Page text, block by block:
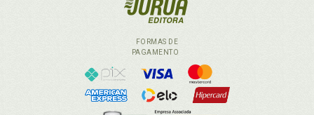
FORMAS DE
PAGAMENTO